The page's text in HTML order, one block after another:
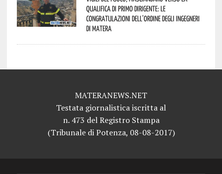
qualifica di Primo Dirigente: le
congratulazioni dell’Ordine degli Ingegneri
di Matera
MATERANEWS.NET
Testata giornalistica iscritta al
n. 473 del Registro Stampa
(Tribunale di Potenza, 08-08-2017)